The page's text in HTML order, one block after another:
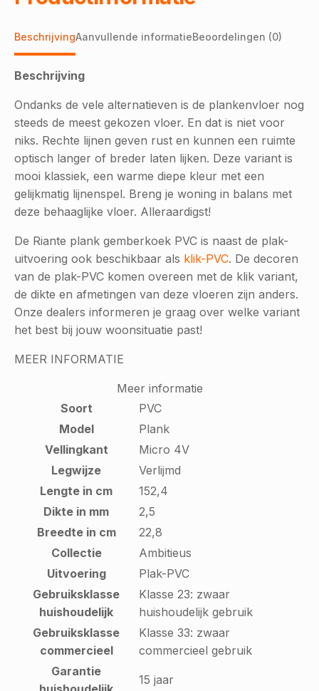
BeschrijvingAanvullende informatieBeoordelingen (0)
Beschrijving
Ondanks de vele alternatieven is de plankenvloer nog
steeds de meest gekozen vloer. En dat is niet voor
niks. Rechte lijnen geven rust en kunnen een ruimte
optisch langer of breder laten lijken. Deze variant is
mooi klassiek, een warme diepe kleur met een
gelijkmatig lijnenspel. Breng je woning in balans met
deze behaaglijke vloer. Alleraardigst!
De Riante plank gemberkoek PVC is naast de plak-
uitvoering ook beschikbaar als klik-PVC. De decoren
van de plak-PVC komen overeen met de klik variant,
de dikte en afmetingen van deze vloeren zijn anders.
Onze dealers informeren je graag over welke variant
het best bij jouw woonsituatie past!
MEER INFORMATIE
Meer informatie
Soort
PVC
Model
Plank
Vellingkant
Micro 4V
Legwijze
Verlijmd
Lengte in cm
152,4
Dikte in mm
2,5
Breedte in cm
22,8
Collectie
Ambitieus
Uitvoering
Plak-PVC
Gebruiksklasse
huishoudelijk
Klasse 23: zwaar
huishoudelijk gebruik
Gebruiksklasse
commercieel
Klasse 33: zwaar
commercieel gebruik
Garantie
15 jaar